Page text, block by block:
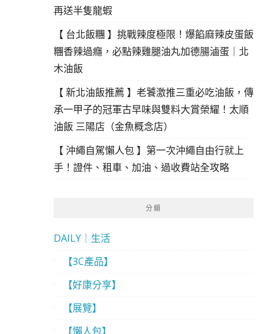
再送半隻龍蝦
【 台北飯糰 】挑戰辣度極限！爆餡麻辣皮蛋飯
糰香辣過癮，必點辣雞腿油丸加德腸滷蛋｜北
木油飯
【 新北油飯推薦 】老饕激推三重必吃油飯，傳
承一甲子的冠軍古早味與雙料大賞榮耀！太順
油飯 三陽店（金魚概念店）
【 沖繩自駕懶人包 】第一次沖繩自由行就上
手！證件、租車、加油、過收費站全攻略
分類
DAILY｜生活
【3C產品】
【好康分享】
【展覽】
【懶人包】